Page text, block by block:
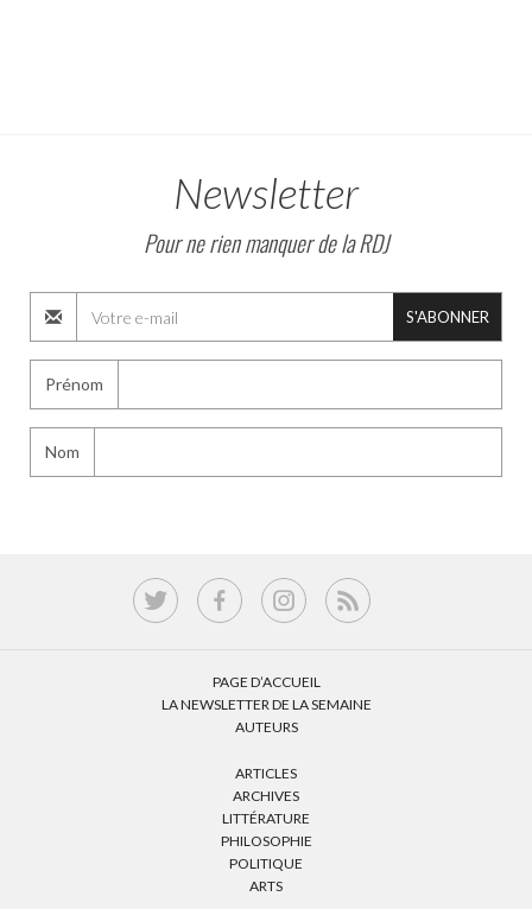
Newsletter
Pour ne rien manquer de la RDJ
S'ABONNER
Prénom
Nom
PAGE D’ACCUEIL
LA NEWSLETTER DE LA SEMAINE
AUTEURS
ARTICLES
ARCHIVES
LITTÉRATURE
PHILOSOPHIE
POLITIQUE
ARTS